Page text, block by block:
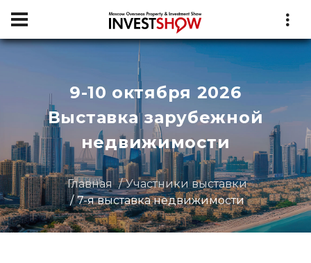
9-10 октября 2026
Выставка зарубежной
недвижимости
Главная
Участники выставки
7-я выставка недвижимости